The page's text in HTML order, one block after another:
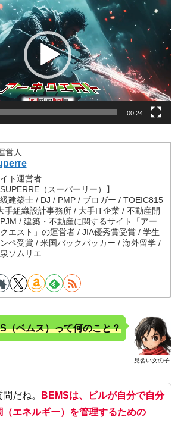
00:24
営人
ト運営者
SUPERRE（スーパーリー）】
建築士 / DJ / PMP / ブロガー / TOEIC815
手組織設計事務所 / 大手IT企業 / 不動産開
/ 建築・不動産に関するサイト「アー
エスト」の運営者 / JIA優秀賞受賞 / 学生
ペ受賞 / 米国バックパッカー / 海外留学 /
ソムリエ
見習い女の子
（ベムス）って何のこと？
だね。
BEMSは、ビルが自分で自分
（エネルギー）を管理するための